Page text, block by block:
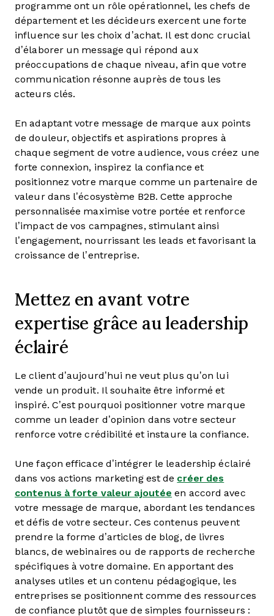
programme ont un rôle opérationnel, les chefs de
département et les décideurs exercent une forte
influence sur les choix d’achat. Il est donc crucial
d’élaborer un message qui répond aux
préoccupations de chaque niveau, afin que votre
communication résonne auprès de tous les
acteurs clés.
En adaptant votre message de marque aux points
de douleur, objectifs et aspirations propres à
chaque segment de votre audience, vous créez une
forte connexion, inspirez la confiance et
positionnez votre marque comme un partenaire de
valeur dans l’écosystème B2B. Cette approche
personnalisée maximise votre portée et renforce
l’impact de vos campagnes, stimulant ainsi
l’engagement, nourrissant les leads et favorisant la
croissance de l’entreprise.
Mettez en avant votre
expertise grâce au leadership
éclairé
Le client d’aujourd’hui ne veut plus qu’on lui
vende un produit. Il souhaite être informé et
inspiré. C’est pourquoi positionner votre marque
comme un leader d’opinion dans votre secteur
renforce votre crédibilité et instaure la confiance.
Une façon efficace d’intégrer le leadership éclairé
dans vos actions marketing est de créer des
contenus à forte valeur ajoutée en accord avec
votre message de marque, abordant les tendances
et défis de votre secteur. Ces contenus peuvent
prendre la forme d’articles de blog, de livres
blancs, de webinaires ou de rapports de recherche
spécifiques à votre domaine. En apportant des
analyses utiles et un contenu pédagogique, les
entreprises se positionnent comme des ressources
de confiance plutôt que de simples fournisseurs :